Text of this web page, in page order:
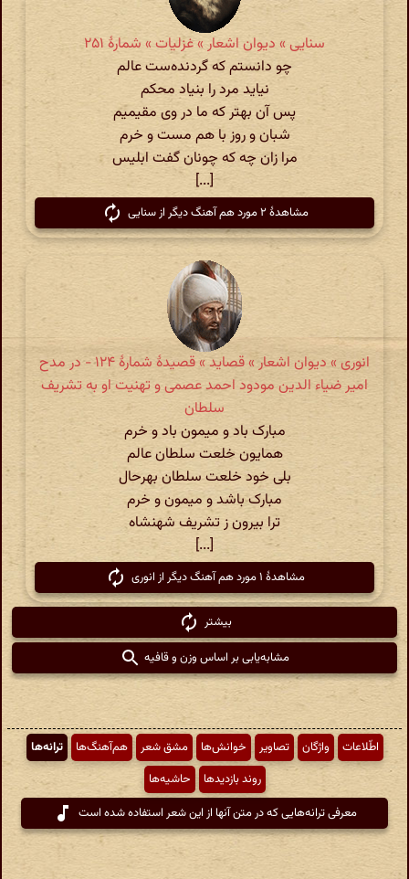
سنایی » دیوان اشعار » غزلیات » شمارهٔ ۲۵۱
چو دانستم که گردنده‌ست عالم
نیاید مرد را بنیاد محکم
پس آن بهتر که ما در وی مقیمیم
شبان و روز با هم مست و خرم
مرا زان چه که چونان گفت ابلیس
[...]
مشاهدهٔ ۲ مورد هم آهنگ دیگر از سنایی
انوری » دیوان اشعار » قصاید » قصیدهٔ شمارهٔ ۱۲۴ - در مدح
امیر ضیاء الدین مودود احمد عصمی و تهنیت او به تشریف
سلطان
مبارک باد و میمون باد و خرم
همایون خلعت سلطان عالم
بلی خود خلعت سلطان بهرحال
مبارک باشد و میمون و خرم
ترا بیرون ز تشریف شهنشاه
[...]
مشاهدهٔ ۱ مورد هم آهنگ دیگر از انوری
بیشتر
مشابه‌یابی بر اساس وزن و قافیه
اطّلاعات واژگان تصاویر خوانش‌ها مشق شعر هم‌آهنگ‌ها
ترانه‌ها
روند بازدیدها
حاشیه‌ها
معرفی ترانه‌هایی که در متن آنها از این شعر استفاده شده است